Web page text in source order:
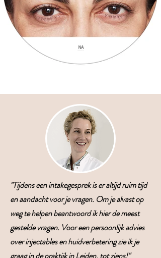
"Tijdens een intakegesprek is er altijd ruim tijd
en aandacht voor je vragen. Om je alvast op
weg te helpen beantwoord ik hier de meest
gestelde vragen. Voor een persoonlijk advies
over injectables en huidverbetering zie ik je